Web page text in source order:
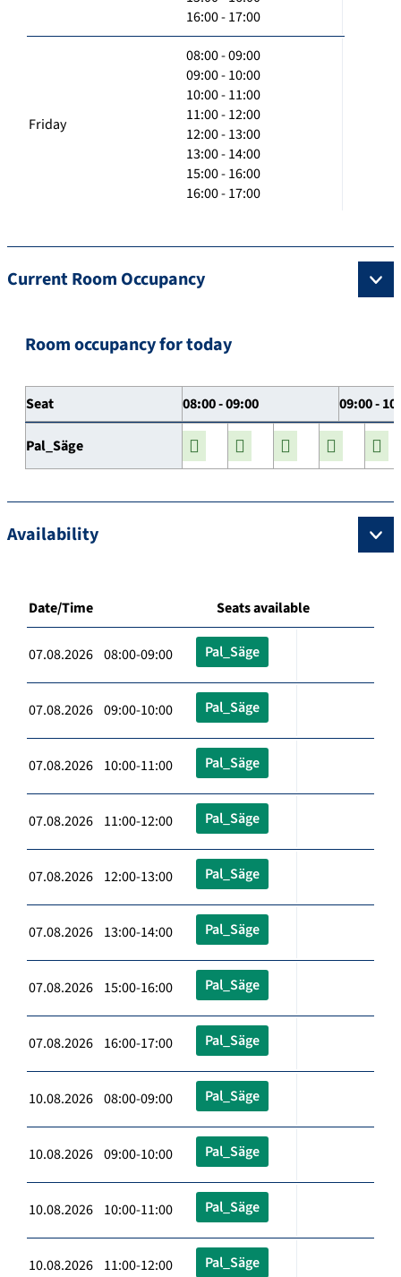
16:00 - 17:00
Friday
08:00 - 09:00
09:00 - 10:00
10:00 - 11:00
11:00 - 12:00
12:00 - 13:00
13:00 - 14:00
15:00 - 16:00
16:00 - 17:00
Current Room Occupancy
Room occupancy for today
Seat 08:00 - 09:00 09:00 -
Pal_Säge
Availability
Date/Time Seats available
07.08.2026 08:00-09:00 Pal_Säge
07.08.2026 09:00-10:00 Pal_Säge
07.08.2026 10:00-11:00 Pal_Säge
07.08.2026 11:00-12:00 Pal_Säge
07.08.2026 12:00-13:00 Pal_Säge
07.08.2026 13:00-14:00 Pal_Säge
07.08.2026 15:00-16:00 Pal_Säge
07.08.2026 16:00-17:00 Pal_Säge
10.08.2026 08:00-09:00 Pal_Säge
10.08.2026 09:00-10:00 Pal_Säge
10.08.2026 10:00-11:00 Pal_Säge
10.08.2026 11:00-12:00 Pal_Säge